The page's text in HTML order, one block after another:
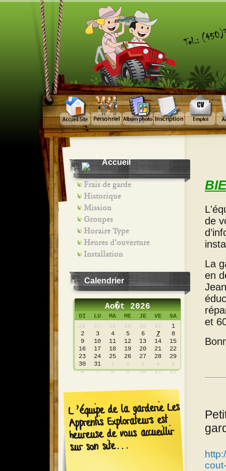
Accueil
Frais de garde
Historique
Mission
Groupes
Horaire Type
Heures d’ouverture
Installation
Calendrier
Ao�t 2026
DI LU MA ME JE VE SA
26 27 28 29 30 31
1
2
3 4 5 6 7
8
9
10 11 12 13 14
15
16
17 18 19 20 21
22
23
24 25 26 27 28
29
30
31 1 2 3 4
5
6
7 8 9 10 11 12
L’équipe de la garderie Les
Apprentis Explorateurs est
heureuse de vous accueillir
sur son site...
de
La
en
et